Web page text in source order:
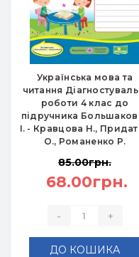
Українська мова та
читання
роботи 4 клас до
підручника
І. - Кравцова Н.,
О., Романенко Р.
85.00грн.
68.00грн.
- +
ДО КОШИКА